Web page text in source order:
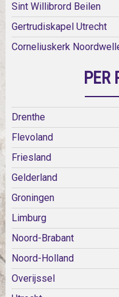
Sint Willibrord Beilen
Gertrudiskapel Utrecht
Corneliuskerk
PER
Drenthe
Flevoland
Friesland
Gelderland
Groningen
Limburg
Noord-Brabant
Noord-Holland
Overijssel